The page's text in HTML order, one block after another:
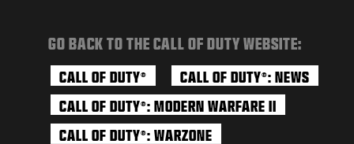
GO BACK TO THE CALL OF DUTY WEBSITE:
CALL OF DUTY® CALL OF DUTY®: NEWS
CALL OF DUTY®: MODERN WARFARE II
CALL OF DUTY®: WARZONE